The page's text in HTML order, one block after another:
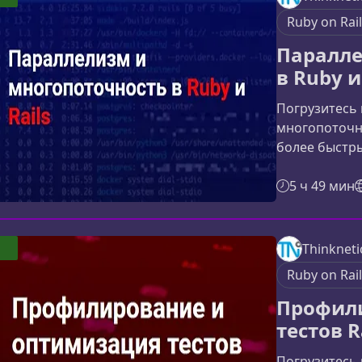
этот
кто хочет
Ruby on
в Ruby
более
эффективно
избегать
обучение,
частности,
5 ч 49 мин
Ruby on
тестов